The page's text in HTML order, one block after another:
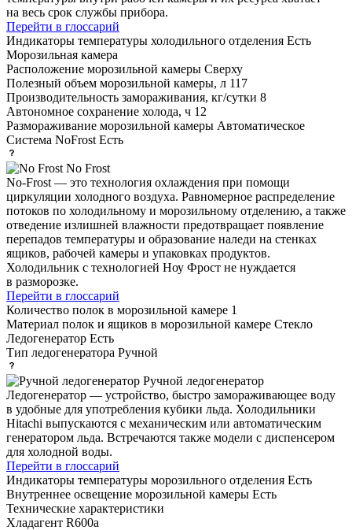
на весь срок службы прибора.
Перейти в глоссарий
Индикаторы температуры холодильного отделения Есть
Морозильная камера
Расположение морозильной камеры Сверху
Полезный объем морозильной камеры, л 117
Производительность замораживания, кг/сутки 8
Автономное сохранение холода, ч 12
Размораживание морозильной камеры Автоматическое
Система NoFrost Есть
No Frost
No-Frost — это технология охлаждения при помощи
циркуляции холодного воздуха. Равномерное распределение
потоков по холодильному и морозильному отделению, а также
отведение излишней влажности предотвращает появление
перепадов температуры и образование наледи на стенках
ящиков, рабочей камеры и упаковках продуктов.
Холодильник с технологией Ноу Фрост не нуждается
в разморозке.
Перейти в глоссарий
Количество полок в морозильной камере 1
Материал полок и ящиков в морозильной камере Стекло
Ледогенератор Есть
Тип ледогенератора Ручной
Ручной ледогенератор
Ледогенератор — устройство, быстро замораживающее воду
в удобные для употребления кубики льда. Холодильники
Hitachi выпускаются с механическим или автоматическим
генератором льда. Встречаются также модели с диспенсером
для холодной воды.
Перейти в глоссарий
Индикаторы температуры морозильного отделения Есть
Внутреннее освещение морозильной камеры Есть
Технические характеристики
Хладагент R600a